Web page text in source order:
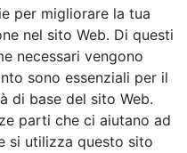
per migliorare la tua
nel sito Web. Di questi
necessari vengono
sono essenziali per il
di base del sito Web.
parti che ci aiutano ad
si utilizza questo sito